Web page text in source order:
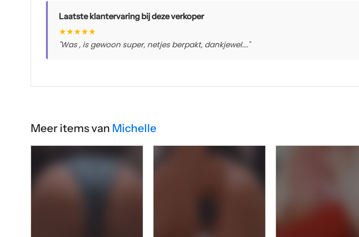
Laatste klantervaring bij deze verkoper
★★★★★
"Was , is gewoon super, netjes berpakt, dankjewel...."
Meer items van Michelle